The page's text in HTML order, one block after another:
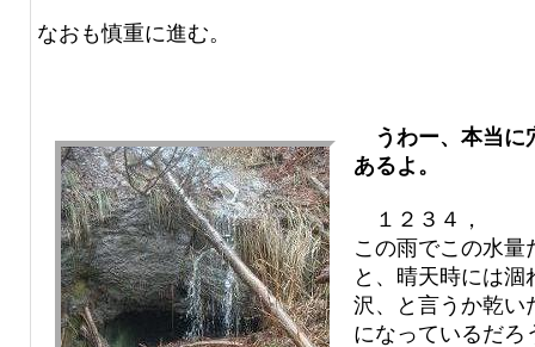
なおも慎重に進む。
うわー、本当に
あるよ。
１２３４，
この雨でこの水量
と、晴天時には涸
沢、と言うか乾い
になっているだろ